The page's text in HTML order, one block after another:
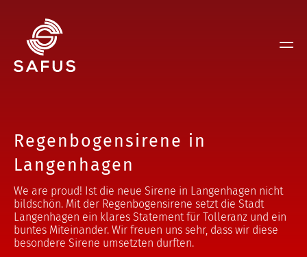
Regenbogensirene in
Langenhagen
We are proud! Ist die neue Sirene in Langenhagen nicht
bildschön. Mit der Regenbogensirene setzt die Stadt
Langenhagen ein klares Statement für Tolleranz und ein
buntes Miteinander. Wir freuen uns sehr, dass wir diese
besondere Sirene umsetzten durften.